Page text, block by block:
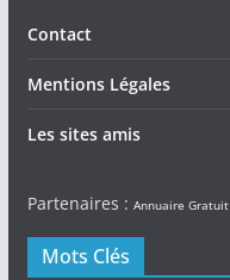
Contact
Mentions Légales
Les sites amis
Partenaires : Annuaire Gratuit
Mots Clés